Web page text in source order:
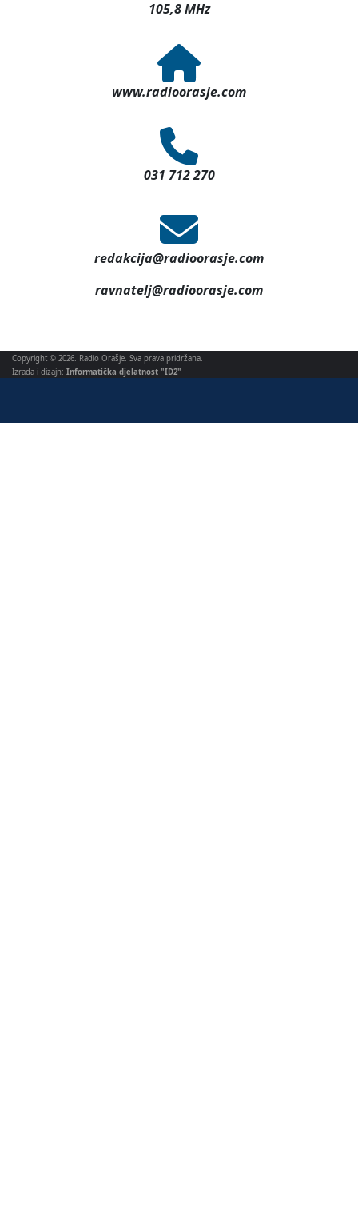
105,8 MHz
www.radioorasje.com
031 712 270
redakcija@radioorasje.com
ravnatelj@radioorasje.com
Copyright © 2026. Radio Orašje. Sva prava pridržana.
Izrada i dizajn: Informatička djelatnost "ID2"